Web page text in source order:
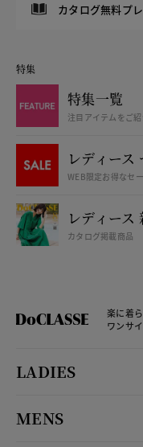
カタログ無料プ
特集
特集一覧
注目アイテムをご
レディース
WEB限定お得なセ
レディース
カタログ掲載商品
楽に着ら
ワンサ
LADIES
MENS